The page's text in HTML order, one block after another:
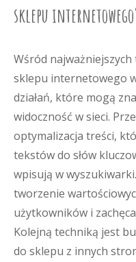
sklepu
Wśród
sklepu internetowego
działań, które mogą
widoczność w sieci.
optymalizacja treści,
tekstów do słów
wpisują w
tworzenie
użytkowników i
Kolejną techniką jest
do sklepu z innych